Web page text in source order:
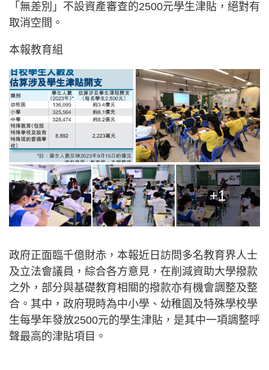
「無差別」不設資產審查的2500元學生津貼，絕對有
取消空間。
本報教育組
+1
政府正面臨千億財赤，本報近日訪問多名教育界人士
及立法會議員，綜合各方意見，在削減資助大學撥款
之外，部分與基礎教育相關的撥款亦有機會調整及整
合。其中，政府現時為中小學、幼稚園及特殊學校學
生每學年發放2500元的學生津貼，是其中一項調整呼
聲最高的津貼項目。